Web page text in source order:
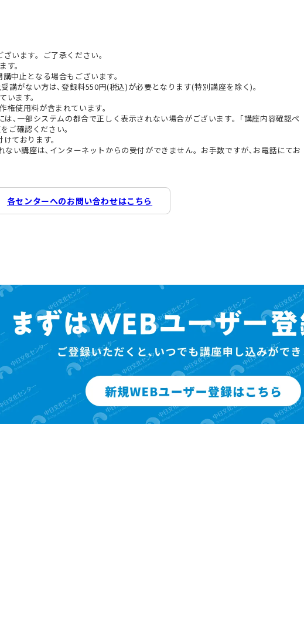
います。ご了承ください。
。
中止となる場合もございます。
講がない方は､登録料550円(税込)が必要となります(特別講座を除く)。
います。
権使用料が含まれています。
は､一部システムの都合で正しく表示されない場合がございます。｢講座内容確認ペ
ご確認ください。
ております。
ない講座は､インターネットからの受付ができません。お手数ですが､お電話にてお
各センターへのお問い合わせはこちら